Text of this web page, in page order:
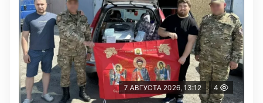
7 АВГУСТА 2026, 13:12 4